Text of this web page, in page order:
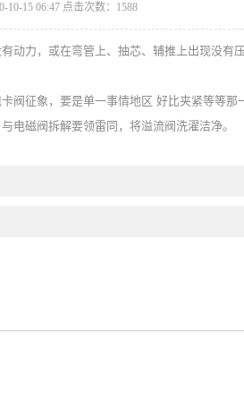
10-15 06:47 点击次数：1588
力，或在弯管上、抽芯、辅推上出现没
象，要是单一事情地区 好比夹紧等等那
磁阀拆解要领雷同，将溢流阀洗濯洁净。